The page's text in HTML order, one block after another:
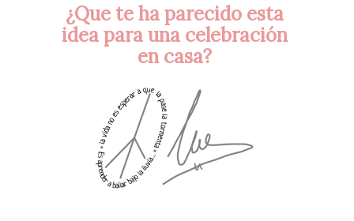
¿Que te ha parecido esta
idea para una celebración
en casa?